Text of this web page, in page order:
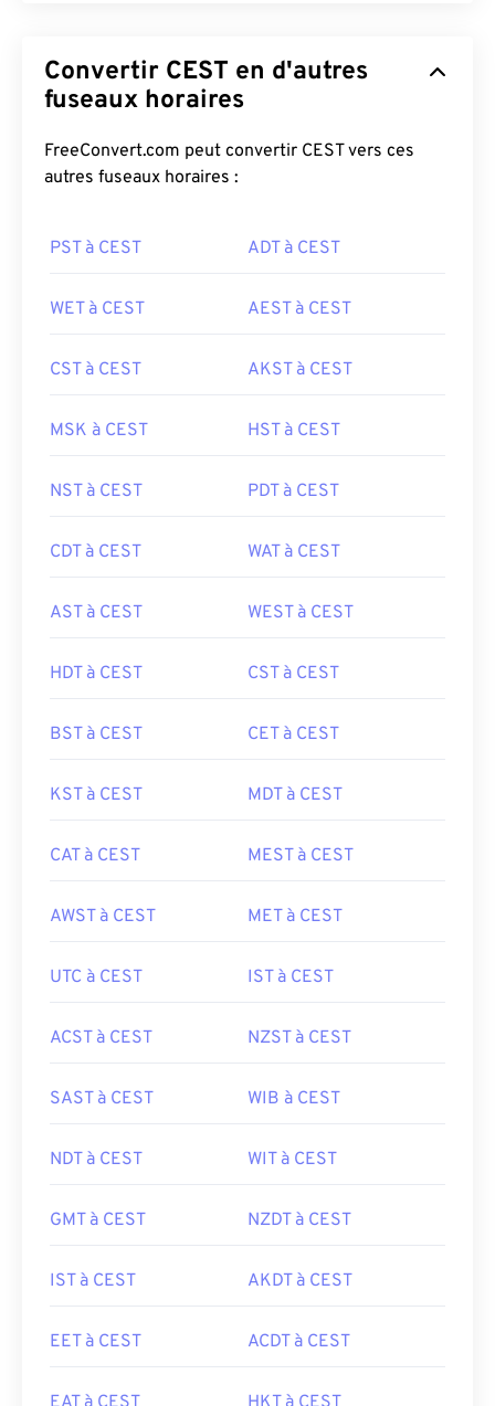
Convertir CEST en d'autres
fuseaux horaires
FreeConvert.com peut convertir CEST vers ces
autres fuseaux horaires :
PST à CEST ADT à CEST
WET à CEST AEST à CEST
CST à CEST AKST à CEST
MSK à CEST HST à CEST
NST à CEST PDT à CEST
CDT à CEST WAT à CEST
AST à CEST WEST à CEST
HDT à CEST CST à CEST
BST à CEST CET à CEST
KST à CEST MDT à CEST
CAT à CEST MEST à CEST
AWST à CEST MET à CEST
UTC à CEST IST à CEST
ACST à CEST NZST à CEST
SAST à CEST WIB à CEST
NDT à CEST WIT à CEST
GMT à CEST NZDT à CEST
IST à CEST AKDT à CEST
EET à CEST ACDT à CEST